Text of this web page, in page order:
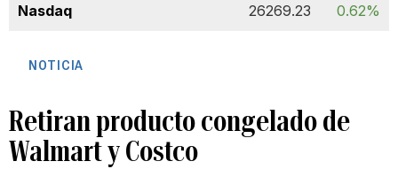
Nasdaq
26269.23 0.62%
NOTICIA
Retiran producto congelado de
Walmart y Costco